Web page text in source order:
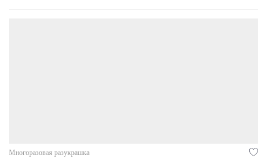
Многоразовая разукрашка